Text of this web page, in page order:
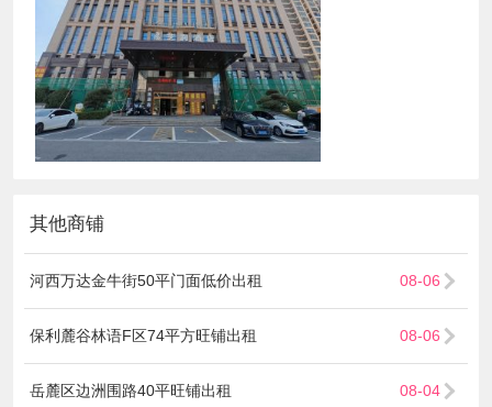
其他商铺
河西万达金牛街50平门面低价出租 08-06
保利麓谷林语F区74平方旺铺出租 08-06
岳麓区边洲围路40平旺铺出租 08-04